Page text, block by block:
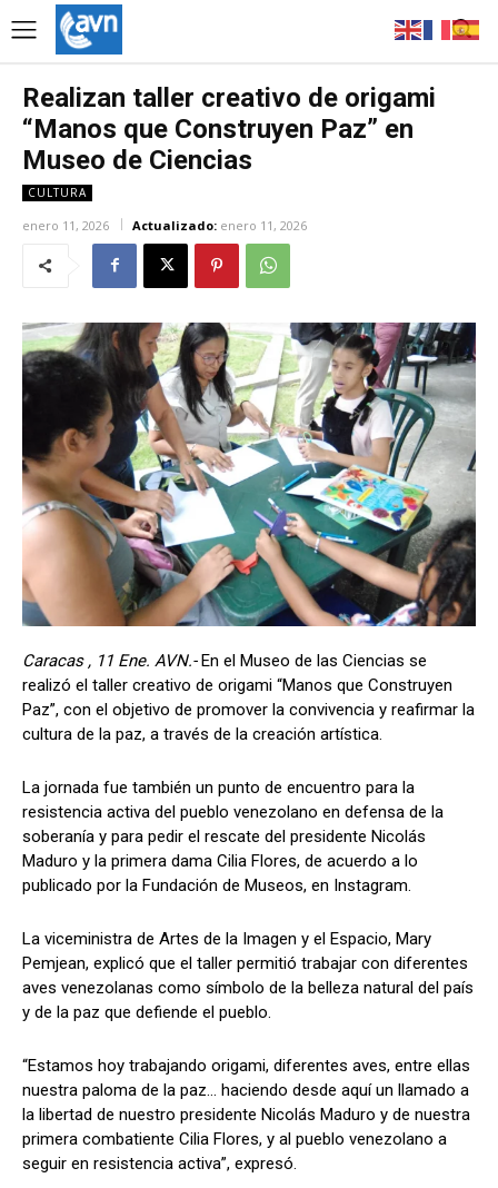
Realizan taller creativo de origami
“Manos que Construyen Paz” en
Museo de Ciencias
CULTURA
enero 11, 2026 Actualizado: enero 11, 2026
Caracas , 11 Ene. AVN.-En el Museo de las Ciencias se
realizó el taller creativo de origami “Manos que Construyen
Paz”, con el objetivo de promover la convivencia y reafirmar la
cultura de la paz, a través de la creación artística.
La jornada fue también un punto de encuentro para la
resistencia activa del pueblo venezolano en defensa de la
soberanía y para pedir el rescate del presidente Nicolás
Maduro y la primera dama Cilia Flores, de acuerdo a lo
publicado por la Fundación de Museos, en Instagram.
La viceministra de Artes de la Imagen y el Espacio, Mary
Pemjean, explicó que el taller permitió trabajar con diferentes
aves venezolanas como símbolo de la belleza natural del país
y de la paz que defiende el pueblo.
“Estamos hoy trabajando origami, diferentes aves, entre ellas
nuestra paloma de la paz… haciendo desde aquí un llamado a
la libertad de nuestro presidente Nicolás Maduro y de nuestra
primera combatiente Cilia Flores, y al pueblo venezolano a
seguir en resistencia activa”, expresó.